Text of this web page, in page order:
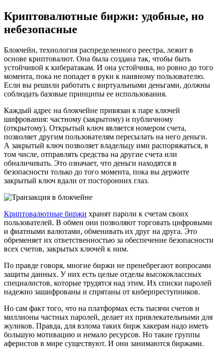
Криптовалютные биржи: удобные, но
небезопасные
Блокчейн, технология распределенного реестра, лежит в
основе криптовалют. Она была создана так, чтобы быть
устойчивой к кибератакам. И она устойчива, но ровно до того
момента, пока не попадет в руки к наивному пользователю.
Если вы решили работать с виртуальными деньгами, должны
соблюдать базовые принципы ее использования.
Каждый адрес на блокчейне привязан к паре ключей
шифрования: частному (закрытому) и публичному
(открытому). Открытый ключ является номером счета,
позволяет другим пользователям пересылать на него деньги.
А закрытый ключ позволяет владельцу ими распоряжаться, в
том числе, отправлять средства на другие счета или
обналичивать. Это означает, что деньги находятся в
безопасности только до того момента, пока вы держите
закрытый ключ вдали от посторонних глаз.
Криптовалютные биржи хранят пароли к счетам своих
пользователей. В обмен они позволяют торговать цифровыми
и фиатными валютами, обменивать их друг на друга. Это
обременяет их ответственностью за обеспечение безопасности
всех счетов, закрытых ключей к ним.
По правде говоря, многие биржи не пренебрегают вопросами
защиты данных. У них есть целые отделы высококлассных
специалистов, которые трудятся над этим. Их списки паролей
надежно зашифрованы и спрятаны от киберпреступников.
Но сам факт того, что на платформах есть тысячи счетов и
миллионы частных паролей, делает их привлекательными для
жуликов. Правда, для взлома таких бирж хакерам надо иметь
большую мотивацию и немало ресурсов. Но такие группы
аферистов в мире существуют. И они занимаются биржами.